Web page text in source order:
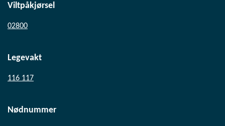
Viltpåkjørsel
02800
Legevakt
116 117
Nødnummer